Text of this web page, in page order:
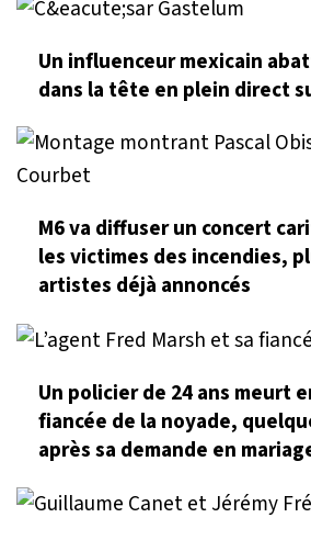
Un influenceur mexicain
dans la tête en plein direct
M6 va diffuser un concert
les victimes des incendies,
artistes déjà annoncés
Un policier de 24 ans meurt
fiancée de la noyade,
après sa demande en